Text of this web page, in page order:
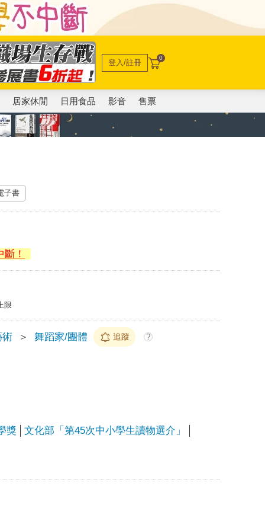
登入/註冊 0
居家休閒 日用食品 影音 售票
子書
！
限
術 ＞ 舞蹈家/團體 追蹤 ?
獎 文化部「第45次中小學生讀物選介」